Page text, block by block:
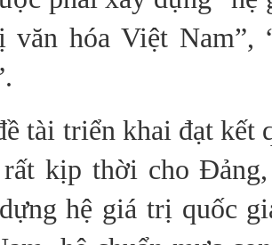
văn hóa Việt Nam”,
tài triển khai đạt kết
kịp thời cho
hệ giá trị quốc